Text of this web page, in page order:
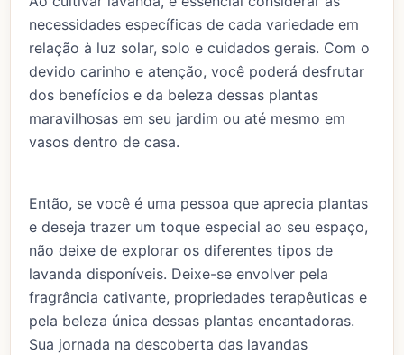
necessidades específicas de cada variedade em
relação à luz solar, solo e cuidados gerais. Com o
devido carinho e atenção, você poderá desfrutar
dos benefícios e da beleza dessas plantas
maravilhosas em seu jardim ou até mesmo em
vasos dentro de casa.
Então, se você é uma pessoa que aprecia plantas
e deseja trazer um toque especial ao seu espaço,
não deixe de explorar os diferentes tipos de
lavanda disponíveis. Deixe-se envolver pela
fragrância cativante, propriedades terapêuticas e
pela beleza única dessas plantas encantadoras.
Sua jornada na descoberta das lavandas